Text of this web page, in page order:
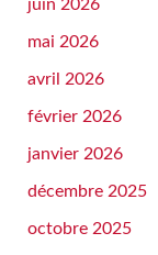
juin 2026
mai 2026
avril 2026
février 2026
janvier 2026
décembre 2025
octobre 2025